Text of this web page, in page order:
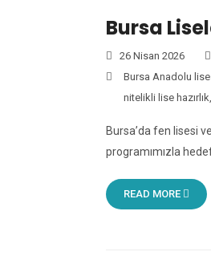
Bursa
26 Nisan 2026
Bursa Anadolu
nitelikli lise hazırlık,
Bursa’da fen lisesi
programımızla
READ MORE